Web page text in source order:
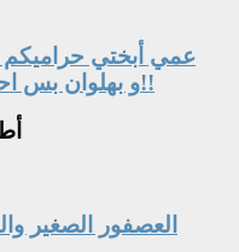
عمي أبختي
و بهلوان بس احنه دماغ سزية!!
العصفور الصغير